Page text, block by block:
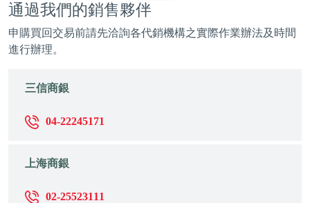
通過我們的銷售夥伴
申購買回交易前請先洽詢各代銷機構之實際作業辦法及時間
進行辦理。
三信商銀
04-22245171
上海商銀
02-25523111